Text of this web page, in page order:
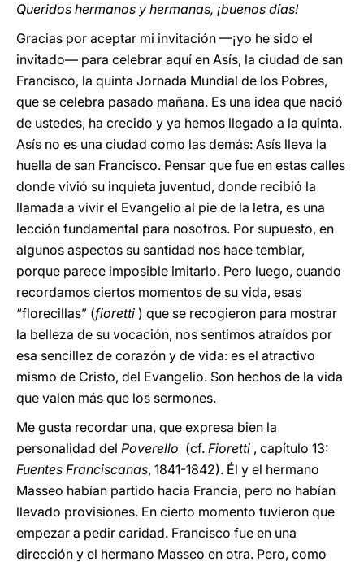
Queridos hermanos y hermanas, ¡buenos días!
Gracias por aceptar mi invitación —¡yo he sido el
invitado— para celebrar aquí en Asís, la ciudad de san
Francisco, la quinta Jornada Mundial de los Pobres,
que se celebra pasado mañana. Es una idea que nació
de ustedes, ha crecido y ya hemos llegado a la quinta.
Asís no es una ciudad como las demás: Asís lleva la
huella de san Francisco. Pensar que fue en estas calles
donde vivió su inquieta juventud, donde recibió la
llamada a vivir el Evangelio al pie de la letra, es una
lección fundamental para nosotros. Por supuesto, en
algunos aspectos su santidad nos hace temblar,
porque parece imposible imitarlo. Pero luego, cuando
recordamos ciertos momentos de su vida, esas
“florecillas” (fioretti ) que se recogieron para mostrar
la belleza de su vocación, nos sentimos atraídos por
esa sencillez de corazón y de vida: es el atractivo
mismo de Cristo, del Evangelio. Son hechos de la vida
que valen más que los sermones.
Me gusta recordar una, que expresa bien la
personalidad del Poverello (cf. Fioretti , capítulo 13:
Fuentes Franciscanas, 1841-1842). Él y el hermano
Masseo habían partido hacia Francia, pero no habían
llevado provisiones. En cierto momento tuvieron que
empezar a pedir caridad. Francisco fue en una
dirección y el hermano Masseo en otra. Pero, como